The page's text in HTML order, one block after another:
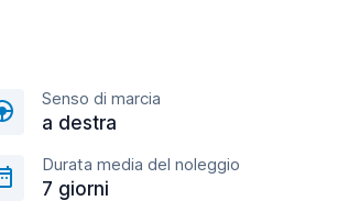
Senso di marcia
a destra
Durata media del noleggio
7 giorni